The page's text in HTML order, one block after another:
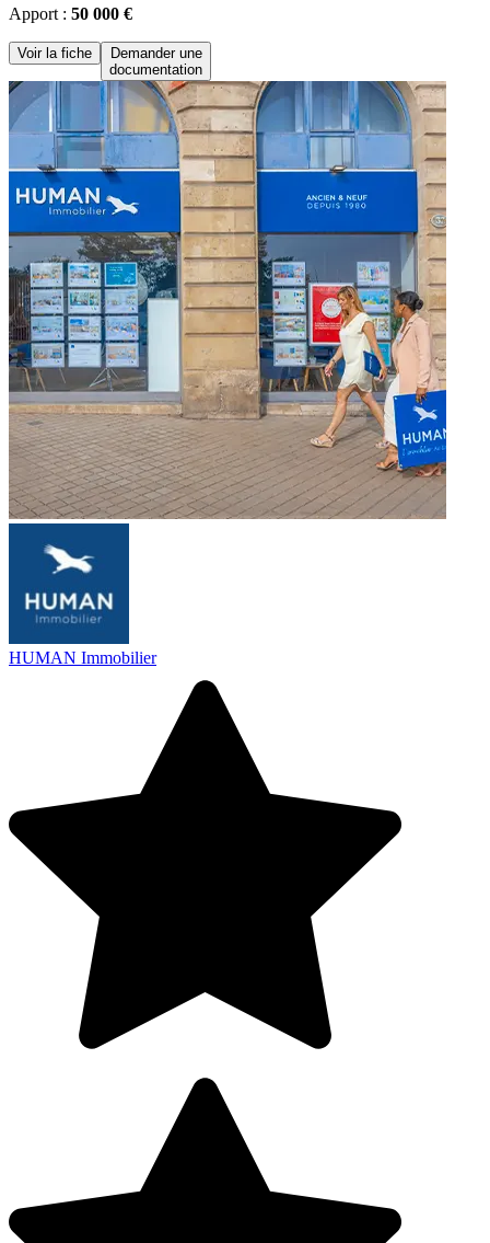
Apport : 50 000 €
Voir la fiche
Demander une
documentation
HUMAN Immobilier